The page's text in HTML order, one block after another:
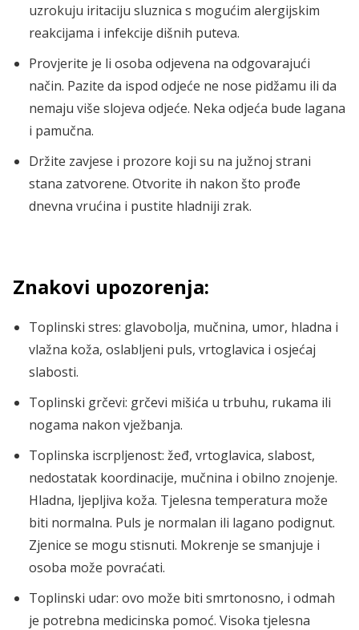
uzrokuju iritaciju sluznica s mogućim alergijskim
reakcijama i infekcije dišnih puteva.
Provjerite je li osoba odjevena na odgovarajući
način. Pazite da ispod odjeće ne nose pidžamu ili da
nemaju više slojeva odjeće. Neka odjeća bude lagana
i pamučna.
Držite zavjese i prozore koji su na južnoj strani
stana zatvorene. Otvorite ih nakon što prođe
dnevna vrućina i pustite hladniji zrak.
Znakovi upozorenja:
Toplinski stres: glavobolja, mučnina, umor, hladna i
vlažna koža, oslabljeni puls, vrtoglavica i osjećaj
slabosti.
Toplinski grčevi: grčevi mišića u trbuhu, rukama ili
nogama nakon vježbanja.
Toplinska iscrpljenost: žeđ, vrtoglavica, slabost,
nedostatak koordinacije, mučnina i obilno znojenje.
Hladna, ljepljiva koža. Tjelesna temperatura može
biti normalna. Puls je normalan ili lagano podignut.
Zjenice se mogu stisnuti. Mokrenje se smanjuje i
osoba može povraćati.
Toplinski udar: ovo može biti smrtonosno, i odmah
je potrebna medicinska pomoć. Visoka tjelesna